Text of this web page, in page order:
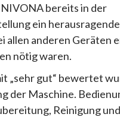
bereits in der
ein
allen anderen Geräten
nötig waren.
„sehr gut“ bewertet
der Maschine.
Reinigung